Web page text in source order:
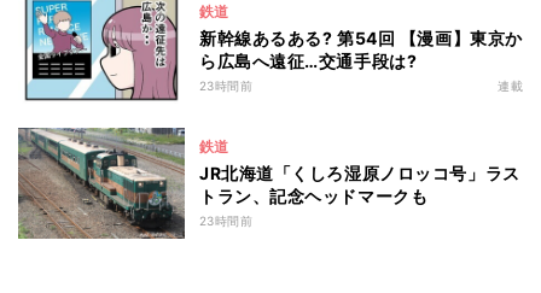
鉄道
新幹線あるある? 第54回 【漫画】東京か
ら広島へ遠征…交通手段は?
23時間前 連載
鉄道
JR北海道「くしろ湿原ノロッコ号」ラス
トラン、記念ヘッドマークも
23時間前